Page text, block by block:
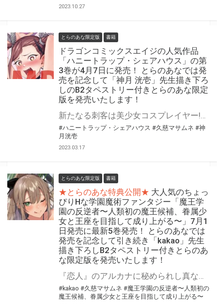
2023.10.27
とらのあな限定版 書籍
ドラゴンコミックスエイジの人気作品
「ハニートラップ・シェアハウス」の第
3巻が4月7日に発売！ とらのあなでは発
売を記念して「神月 洸壱」先生描き下ろ
しのB2タペストリー付きとらのあな限定
版を発売いたします！
#ハニートラップ・シェアハウス #久慈マサムネ #神
月洸壱
2023.03.17
とらのあな限定版 書籍
★とらのあな特典公開★ 大人気のちょっ
ぴりHな学園魔術ファンタジー「魔王学
園の反逆者〜人類初の魔王候補、眷属少
女と王座を目指して成り上がる〜」7月1
日発売に最新5巻発売！ とらのあなでは
発売を記念して引き続き「kakao」先生
描き下ろしB2タペストリー付きとらのあ
な限定版を発売いたします！
#kakao #久慈マサムネ #魔王学園の反逆者〜人類初の
魔王候補、眷属少女と王座を目指して成り上がる〜